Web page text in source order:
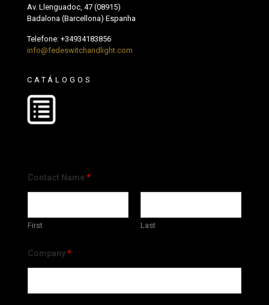
Av. Llenguadoc, 47 (08915)
Badalona (Barcellona) Espanha
Telefone: +34934183856
info@fedeswitchandlight.com
CATÁLOGOS
Contact Name *
First Last
Company*